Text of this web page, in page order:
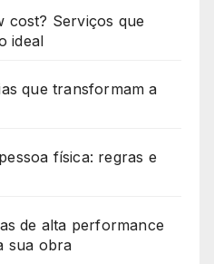
cost? Serviços que
ideal
que transformam a
física: regras e
de alta performance
sua obra